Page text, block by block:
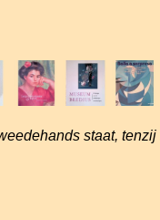
staat,